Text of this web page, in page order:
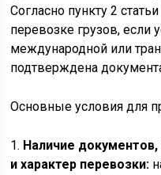
Согласно пункту 2
перевозке грузов, если
международной или
подтверждена
Основные условия для
1. Наличие
и характер перевозки: